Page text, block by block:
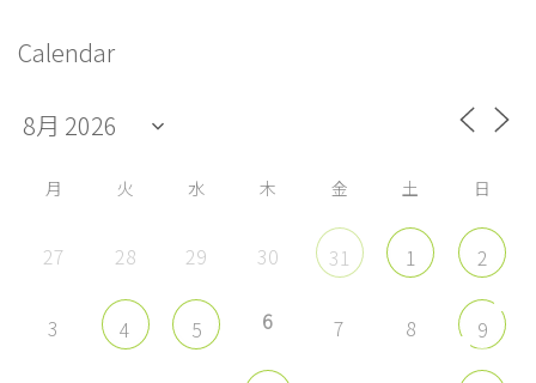
ョ
ィ
ー
を
Facebook
示
ィ
ー
を
Twitter
ィ
ー
を
Instagram
YouTube
示
Calendar
月 火 水 木 金 土 日
27 28 29 30 31 1 2
3 4 5 6 7 8 9